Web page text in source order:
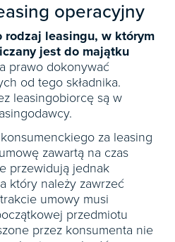
operacyjny
rodzaj leasingu, w którym
jest do majątku
prawo dokonywać
od tego składnika.
leasingobiorcę są w
za leasing
zawartą na czas
przewidują jednak
który należy zawrzeć
umowy musi
przedmiotu
przez konsumenta nie